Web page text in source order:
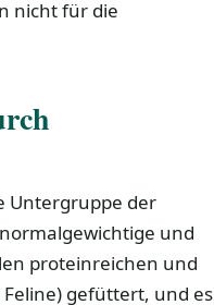
nicht für die
Untergruppe der
und
proteinreichen und
gefüttert, und es